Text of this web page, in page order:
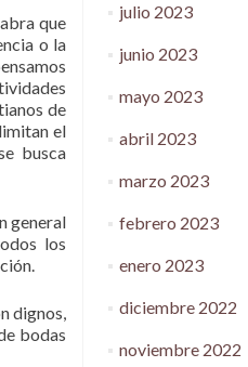
que
o la
de
el
busca
general
los
dignos,
bodas
julio 2023
junio 2023
mayo 2023
abril 2023
marzo 2023
febrero 2023
enero 2023
diciembre 2022
noviembre 2022